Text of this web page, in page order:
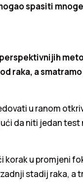
spasiti
raka, a
u ranom
da niti jedan
korak u promjeni
stadij raka, a